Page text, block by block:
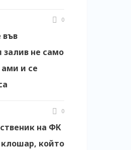
0
залив не само
и се
0
на ФК
клошар, който